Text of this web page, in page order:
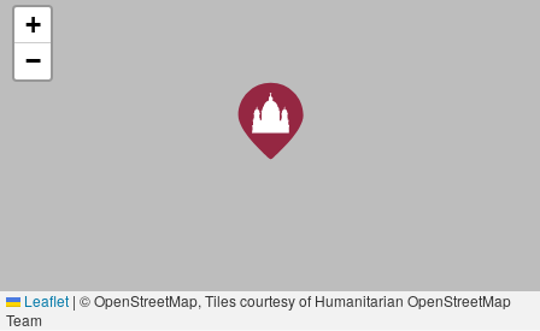
+
−
Leaflet | © OpenStreetMap, Tiles courtesy of Humanitarian OpenStreetMap
Team